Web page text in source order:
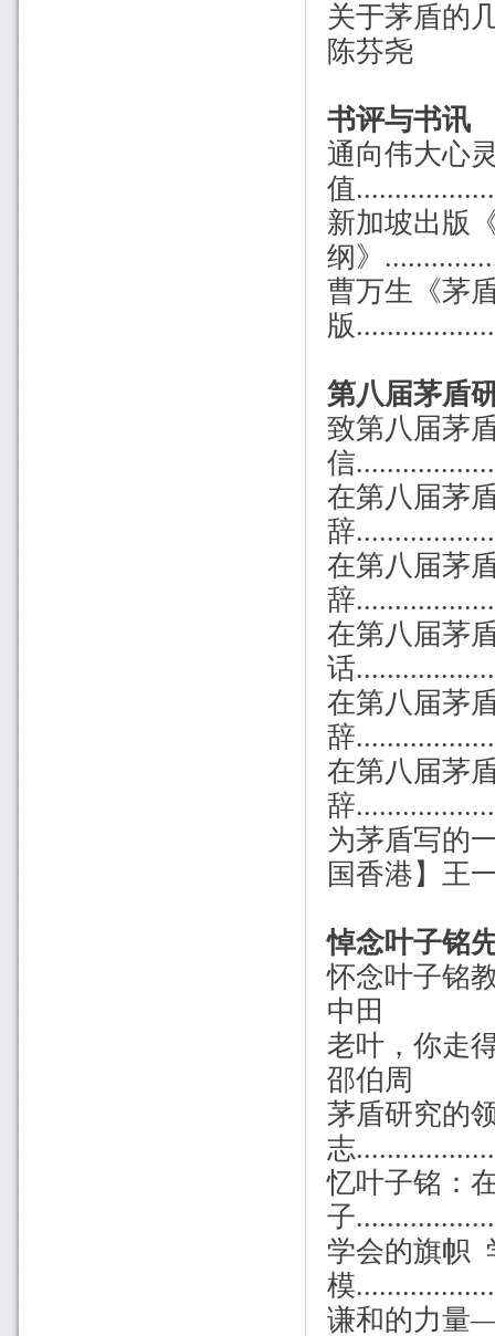
关于茅盾的
陈芬尧
书评与书讯
通向伟大心
值
新加坡出版
纲》
曹万生《茅
版
第八届茅盾
致第八届茅
信
在第八届茅
辞
在第八届茅
辞
在第八届茅
话
在第八届茅
辞
在第八届茅
辞
为茅盾写的
国香港】王
悼念叶子铭
怀念叶子铭
中田
老叶，你走
邵伯周
茅盾研究的
志
忆叶子铭：
子
学会的旗帜
模
谦和的力量